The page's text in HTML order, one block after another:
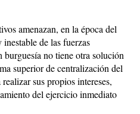
amenazan, en la época del
de las fuerzas
burguesía no tiene otra solución
superior de centralización del
sus propios intereses,
del ejercicio inmediato